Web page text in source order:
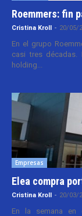
Roemmers: fin
Cristina Kroll - 20/05/
En el grupo
casi tres décadas.
holding...
Empresas
Elea compra
Cristina Kroll - 20/03/
En la semana en